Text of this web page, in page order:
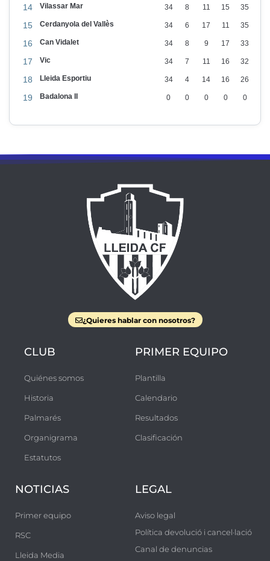
a
14 Vilassar Mar 34 8 11 15 35
15 Cerdanyola del Vallès 34 6 17 11 35
16 Can Vidalet 34 8 9 17 33
17 Vic 34 7 11 16 32
18 Lleida Esportiu 34 4 14 16 26
19 Badalona II 0 0 0 0 0
¿Quieres hablar con nosotros?
CLUB
Quiénes somos
Historia
Palmarés
Organigrama
Estatutos
PRIMER EQUIPO
Plantilla
Calendario
Resultados
Clasificación
NOTICIAS
Primer equipo
RSC
Lleida Media
LEGAL
Aviso legal
Política devolució i cancel·lació
Canal de denuncias